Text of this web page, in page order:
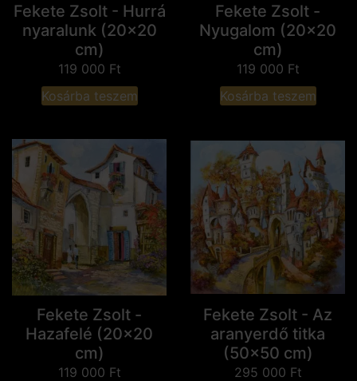
Fekete Zsolt - Hurrá
nyaralunk (20x20
cm)
119 000 Ft
Kosárba teszem
Fekete Zsolt -
Nyugalom (20x20
cm)
119 000 Ft
Kosárba teszem
Fekete Zsolt -
Hazafelé (20x20
cm)
119 000 Ft
Fekete Zsolt - Az
aranyerdő titka
(50x50 cm)
295 000 Ft